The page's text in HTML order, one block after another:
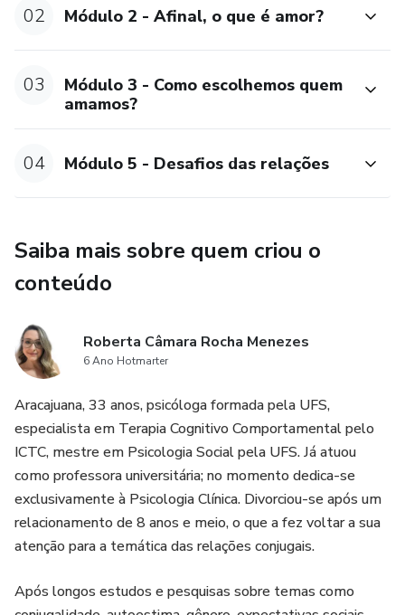
02 Módulo 2 - Afinal, o que é amor?
03
Módulo 3 - Como escolhemos quem
amamos?
04 Módulo 5 - Desafios das relações
Saiba mais sobre quem criou o
conteúdo
Roberta Câmara Rocha Menezes
6 Ano Hotmarter
Aracajuana, 33 anos, psicóloga formada pela UFS,
especialista em Terapia Cognitivo Comportamental pelo
ICTC, mestre em Psicologia Social pela UFS. Já atuou
como professora universitária; no momento dedica-se
exclusivamente à Psicologia Clínica. Divorciou-se após um
relacionamento de 8 anos e meio, o que a fez voltar a sua
atenção para a temática das relações conjugais.
Após longos estudos e pesquisas sobre temas como